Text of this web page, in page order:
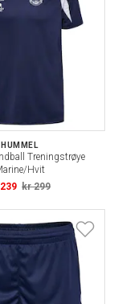
HUMMEL
Treningstrøye
Hvit
kr 299